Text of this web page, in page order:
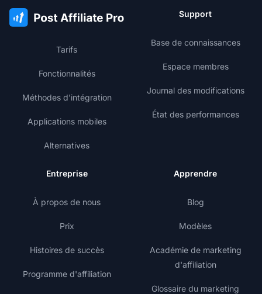
Tarifs
Fonctionnalités
Méthodes d'intégration
Applications mobiles
Alternatives
Support
Base de connaissances
Espace membres
Journal des modifications
État des performances
Entreprise
À propos de nous
Prix
Histoires de succès
Programme d'affiliation
Apprendre
Blog
Modèles
Académie de marketing
d'affiliation
Glossaire du marketing